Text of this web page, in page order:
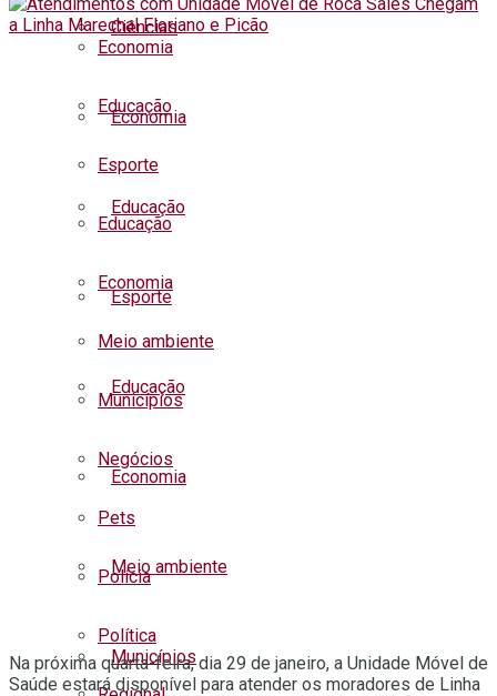
Ciências
Economia
Educação
Esporte
Educação
Economia
Meio ambiente
Municípios
Economia
Educação
Esporte
Educação
Economia
Meio ambiente
Municípios
Negócios
Pets
Polícia
Política
Na próxima quarta-feira, dia 29 de janeiro, a Unidade Móvel de
Saúde estará disponível para atender os moradores de Linha